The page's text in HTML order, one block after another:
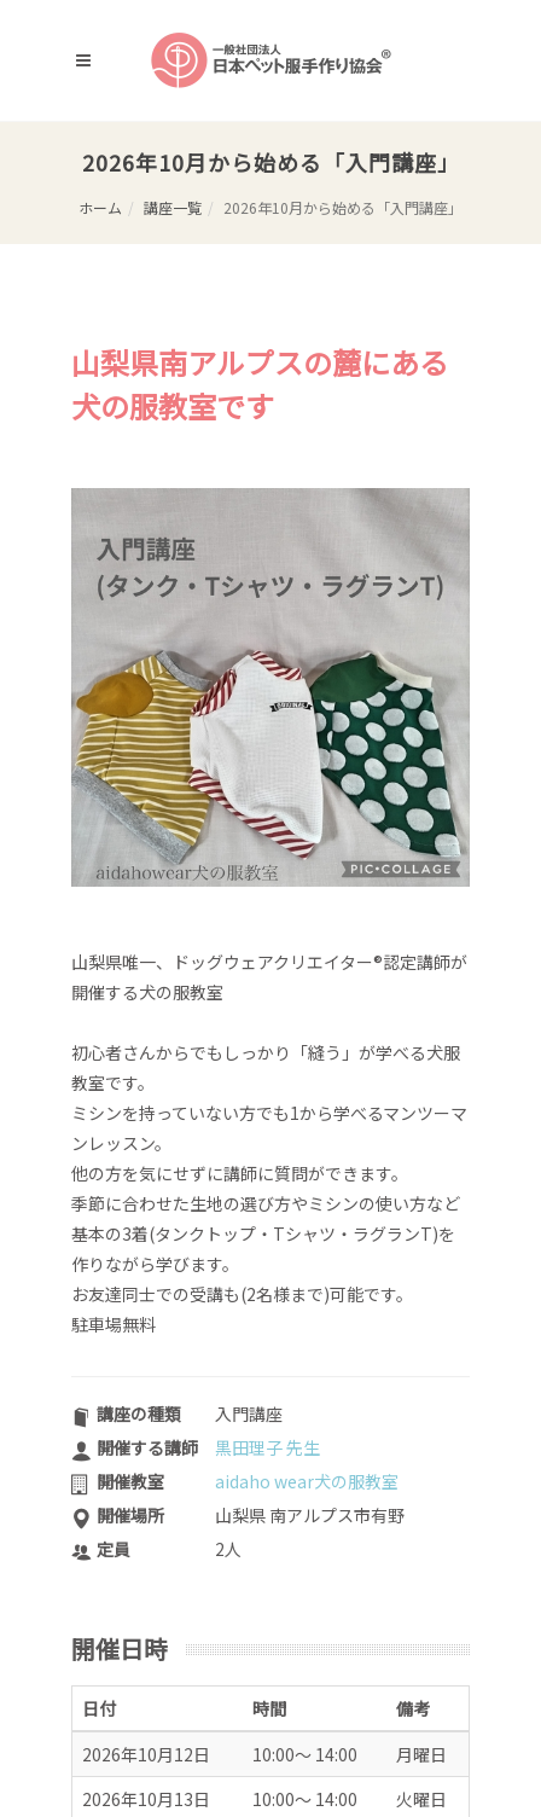
2026年10月から始める「入門講座」
ホーム 講座一覧 2026年10月から始める「入門講座」
山梨県南アルプスの麓にある
犬の服教室です
山梨県唯一、ドッグウェアクリエイター®認定講師が
開催する犬の服教室
初心者さんからでもしっかり「縫う」が学べる犬服
教室です。
ミシンを持っていない方でも1から学べるマンツーマ
ンレッスン。
他の方を気にせずに講師に質問ができます。
季節に合わせた生地の選び方やミシンの使い方など
基本の3着(タンクトップ・Tシャツ・ラグランT)を
作りながら学びます。
お友達同士での受講も(2名様まで)可能です。
駐車場無料
講座の種類
入門講座
開催する講師
黒田理子 先生
開催教室
aidaho wear犬の服教室
開催場所
山梨県 南アルプス市有野
定員
2人
開催日時
日付 時間
備考
2026年10月12日
10:00～ 14:00
月曜日
2026年10月13日
10:00～ 14:00
火曜日